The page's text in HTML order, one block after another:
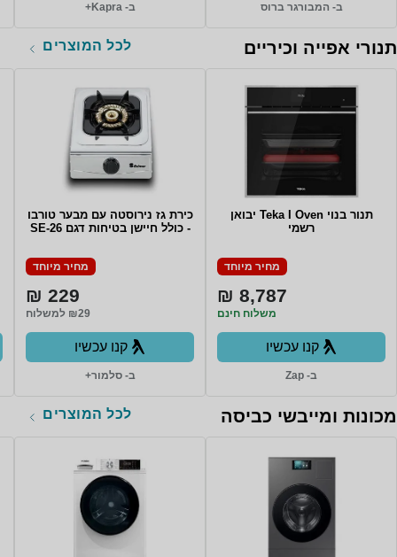
ב- המבורגר ברוס ב- Kapra+
תנורי אפייה וכיריים לכל המוצרים
תנור בנוי Teka I Oven יבואן
רשמי
מחיר מיוחד
8,787 ₪
משלוח חינם
קנו עכשיו
ב- Zap
כירת גז נירוסטה עם מבער טורבו
- כולל חיישן בטיחות דגם SE-26
מחיר מיוחד
229 ₪
₪29 למשלוח
קנו עכשיו
ב- סלמור+
מכונות ומייבשי כביסה לכל המוצרים